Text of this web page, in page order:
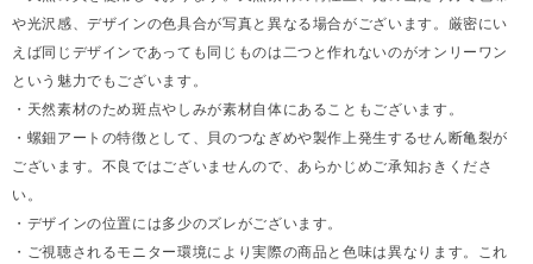
や光沢感、デザインの色具合が写真と異なる場合がございます。厳密にい
えば同じデザインであっても同じものは二つと作れないのがオンリーワン
という魅力でもございます。
・天然素材のため斑点やしみが素材自体にあることもございます。
・螺鈿アートの特徴として、貝のつなぎめや製作上発生するせん断亀裂が
ございます。不良ではございませんので、あらかじめご承知おきくださ
い。
・デザインの位置には多少のズレがございます。
・ご視聴されるモニター環境により実際の商品と色味は異なります。これ